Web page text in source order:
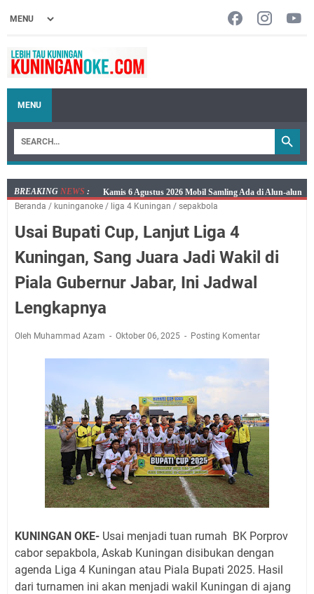
MENU
BREAKING NEWS :
Layanan Mobil Samsat Keliling Kuningan Kamis 6
Agustus 2026 Ada di Empat Titik
Embun Pagi Kamis 6 Agustus 2026: Tidak Semua
Setiap Noda Ada Pembersihnya, Salat Bisa Menjadi
Pembersih Dosa Kita, Ini Jadwal Salat Wilayah
Agenda Kegiatan Bupati, Wabup dan Sekda Kuningan
Rabu 5 Agustus 2026 Masing-masing Dua Acara
Rabu 5 Agustus 2026 Mobil SIM Keliling Kuningan Ada
Embun Pagi Rabu 5 Agustus 2026: Tidak Perlu Iri, Kita
Punya Takdir Masing-masing, Hidup yang Terlihat
Mewah, Belum Tentu Indah
Ayo Salat Kawan! Ini Jadwal Salat Wilayah Kuningan
Rabu 5 Agustus 2026
Agenda Kegiatan Bupati Kuningan Kamis 6 Agustus
2026 Ada Tiga Acara
Luragung, Ini Persyaratan dan Besaran Biayanya
Beranda / kuninganoke / liga 4 Kuningan / sepakbola
Usai Bupati Cup, Lanjut Liga 4
Kuningan, Sang Juara Jadi Wakil di
Piala Gubernur Jabar, Ini Jadwal
Lengkapnya
Oleh Muhammad Azam Oktober 06, 2025 Posting Komentar
KUNINGAN OKE- Usai menjadi tuan rumah BK Porprov
cabor sepakbola, Askab Kuningan disibukan dengan
agenda Liga 4 Kuningan atau Piala Bupati 2025. Hasil
dari turnamen ini akan menjadi wakil Kuningan di ajang